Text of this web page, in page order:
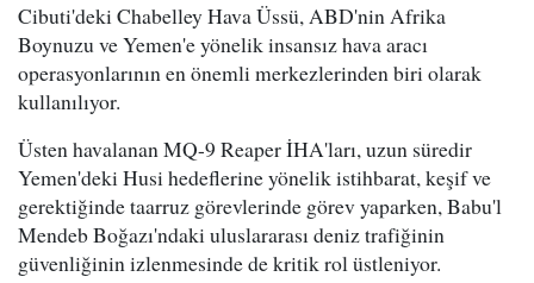
Cibuti'deki Chabelley Hava Üssü, ABD'nin Afrika
Boynuzu ve Yemen'e yönelik insansız hava aracı
operasyonlarının en önemli merkezlerinden biri olarak
kullanılıyor.
Üsten havalanan MQ-9 Reaper İHA'ları, uzun süredir
Yemen'deki Husi hedeflerine yönelik istihbarat, keşif ve
gerektiğinde taarruz görevlerinde görev yaparken, Babu'l
Mendeb Boğazı'ndaki uluslararası deniz trafiğinin
güvenliğinin izlenmesinde de kritik rol üstleniyor.